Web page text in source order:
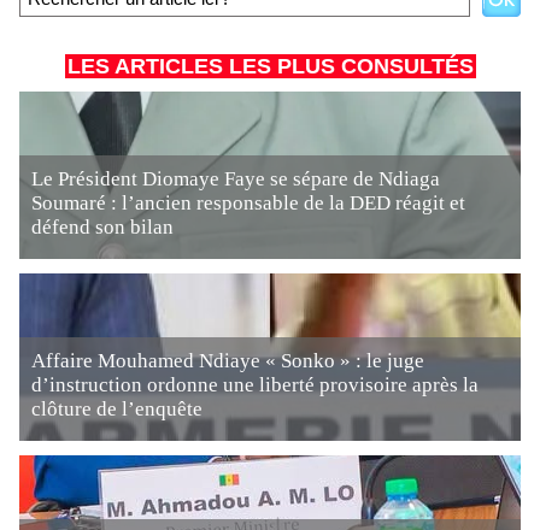
LES ARTICLES LES PLUS CONSULTÉS
Le Président Diomaye Faye se sépare de Ndiaga
Soumaré : l’ancien responsable de la DED réagit et
défend son bilan
Affaire Mouhamed Ndiaye « Sonko » : le juge
d’instruction ordonne une liberté provisoire après la
clôture de l’enquête